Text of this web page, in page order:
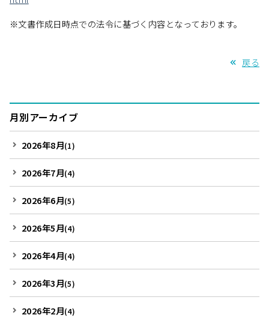
※文書作成日時点での法令に基づく内容となっております。
戻る
月別アーカイブ
2026年8月(1)
2026年7月(4)
2026年6月(5)
2026年5月(4)
2026年4月(4)
2026年3月(5)
2026年2月(4)